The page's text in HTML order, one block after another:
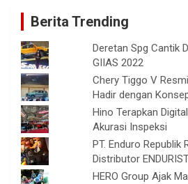
Berita Trending
Deretan Spg Cantik
GIIAS 2022
Chery Tiggo V
Hadir dengan
Hino Terapkan
Akurasi Inspeksi
PT. Enduro Republik
Distributor
HERO Group Ajak